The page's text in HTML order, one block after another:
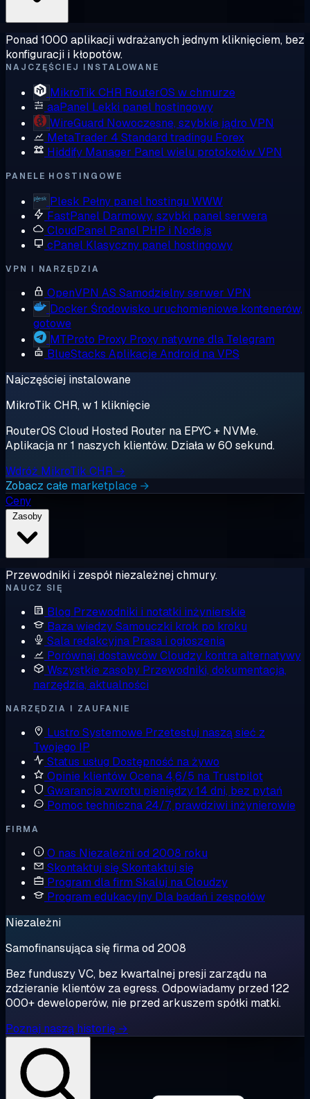
Ponad 1000 aplikacji wdrażanych jednym kliknięciem, bez
konfiguracji i kłopotów.
NAJCZĘŚCIEJ INSTALOWANE
MikroTik CHR RouterOS w chmurze
aaPanel Lekki panel hostingowy
WireGuard Nowoczesne, szybkie jądro VPN
MetaTrader 4 Standard tradingu Forex
Hiddify Manager Panel wielu protokołów VPN
PANELE HOSTINGOWE
Plesk Pełny panel hostingu WWW
FastPanel Darmowy, szybki panel serwera
CloudPanel Panel PHP i Node.js
cPanel Klasyczny panel hostingowy
VPN I NARZĘDZIA
OpenVPN AS Samodzielny serwer VPN
Docker Środowisko uruchomieniowe kontenerów,
gotowe
MTProto Proxy Proxy natywne dla Telegram
BlueStacks Aplikacje Android na VPS
Najczęściej instalowane
MikroTik CHR, w 1 kliknięcie
RouterOS Cloud Hosted Router na EPYC + NVMe.
Aplikacja nr 1 naszych klientów. Działa w 60 sekund.
Wdróż MikroTik CHR →
Zobacz całe marketplace →
Ceny
Przewodniki i zespół niezależnej chmury.
NAUCZ SIĘ
Blog Przewodniki i notatki inżynierskie
Baza wiedzySamouczki krok po kroku
Sala redakcyjna Prasa i ogłoszenia
Porównaj dostawcówCloudzy kontra alternatywy
Wszystkie zasoby Przewodniki, dokumentacja,
narzędzia, aktualności
NARZĘDZIA I ZAUFANIE
Lustro Systemowe Przetestuj naszą sieć z
Twojego IP
Status usług Dostępność na żywo
Opinie klientówOcena 4,6/5 na Trustpilot
Gwarancja zwrotu pieniędzy14 dni, bez pytań
Pomoc techniczna 24/7, prawdziwi inżynierowie
FIRMA
O nas Niezależni od 2008 roku
Skontaktuj sięSkontaktuj się
Program dla firm Skaluj na Cloudzy
Program edukacyjny Dla badań i zespołów
Niezależni
Samofinansująca się firma od 2008
Bez funduszy VC, bez kwartalnej presji zarządu na
zdzieranie klientów za egress. Odpowiadamy przed 122
000+ deweloperów, nie przed arkuszem spółki matki.
Poznaj naszą historię →